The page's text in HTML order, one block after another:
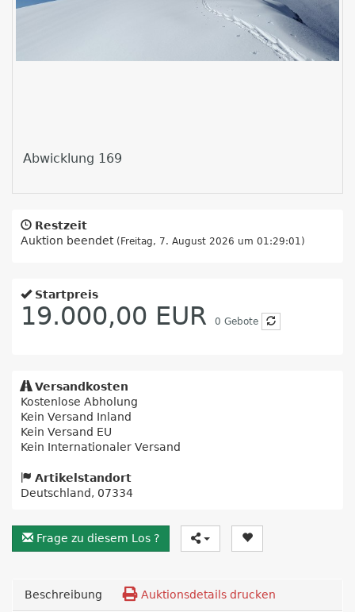
Abwicklung 169
Restzeit
Auktion beendet (Freitag, 7. August 2026 um 01:29:01)
Startpreis
19.000,00 EUR 0 Gebote
Versandkosten
Kostenlose Abholung
Kein Versand Inland
Kein Versand EU
Kein Internationaler Versand
Artikelstandort
Deutschland, 07334
Frage zu diesem Los ?
Beschreibung Auktionsdetails drucken